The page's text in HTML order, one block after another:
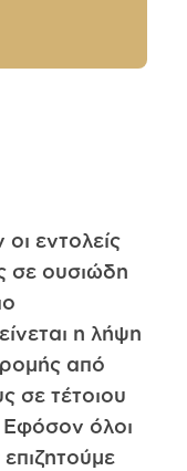
οι εντολείς
σε ουσιώδη
η λήψη
από
σε τέτοιου
Εφόσον όλοι